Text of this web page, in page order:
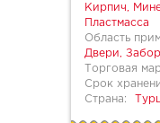
Кирпич,
Пластмасса
Область
Двери,
Торговая
Срок
Страна: